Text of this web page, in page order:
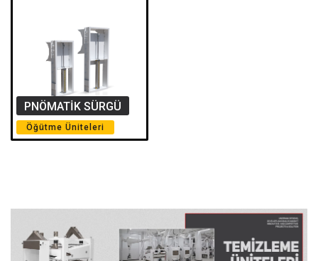
PNÖMATIK SÜRGÜ
Öğütme Üniteleri